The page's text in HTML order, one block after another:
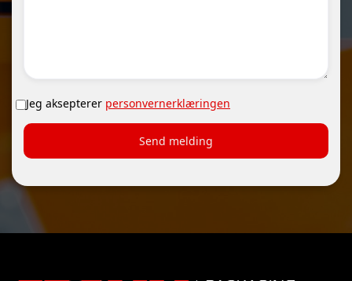
Jeg aksepterer personvernerklæringen